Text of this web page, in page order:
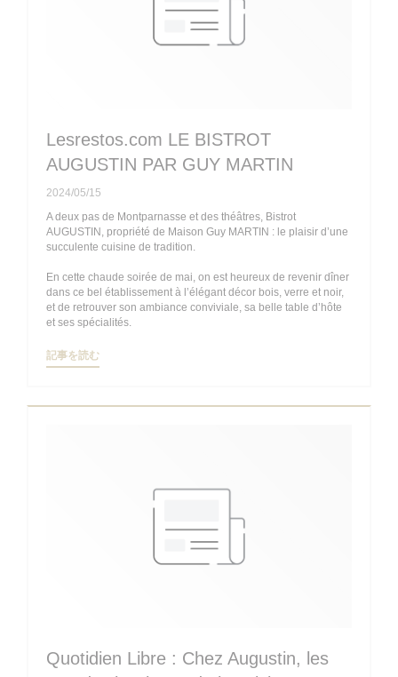
Lesrestos.com LE BISTROT
AUGUSTIN PAR GUY MARTIN
2024/05/15
A deux pas de Montparnasse et des théâtres, Bistrot
AUGUSTIN, propriété de Maison Guy MARTIN : le plaisir d’une
succulente cuisine de tradition.
En cette chaude soirée de mai, on est heureux de revenir dîner
dans ce bel établissement à l’élégant décor bois, verre et noir,
et de retrouver son ambiance conviviale, sa belle table d’hôte
et ses spécialités.
記事を読む((新しいウィンドウで開きます))
Quotidien Libre : Chez Augustin, les